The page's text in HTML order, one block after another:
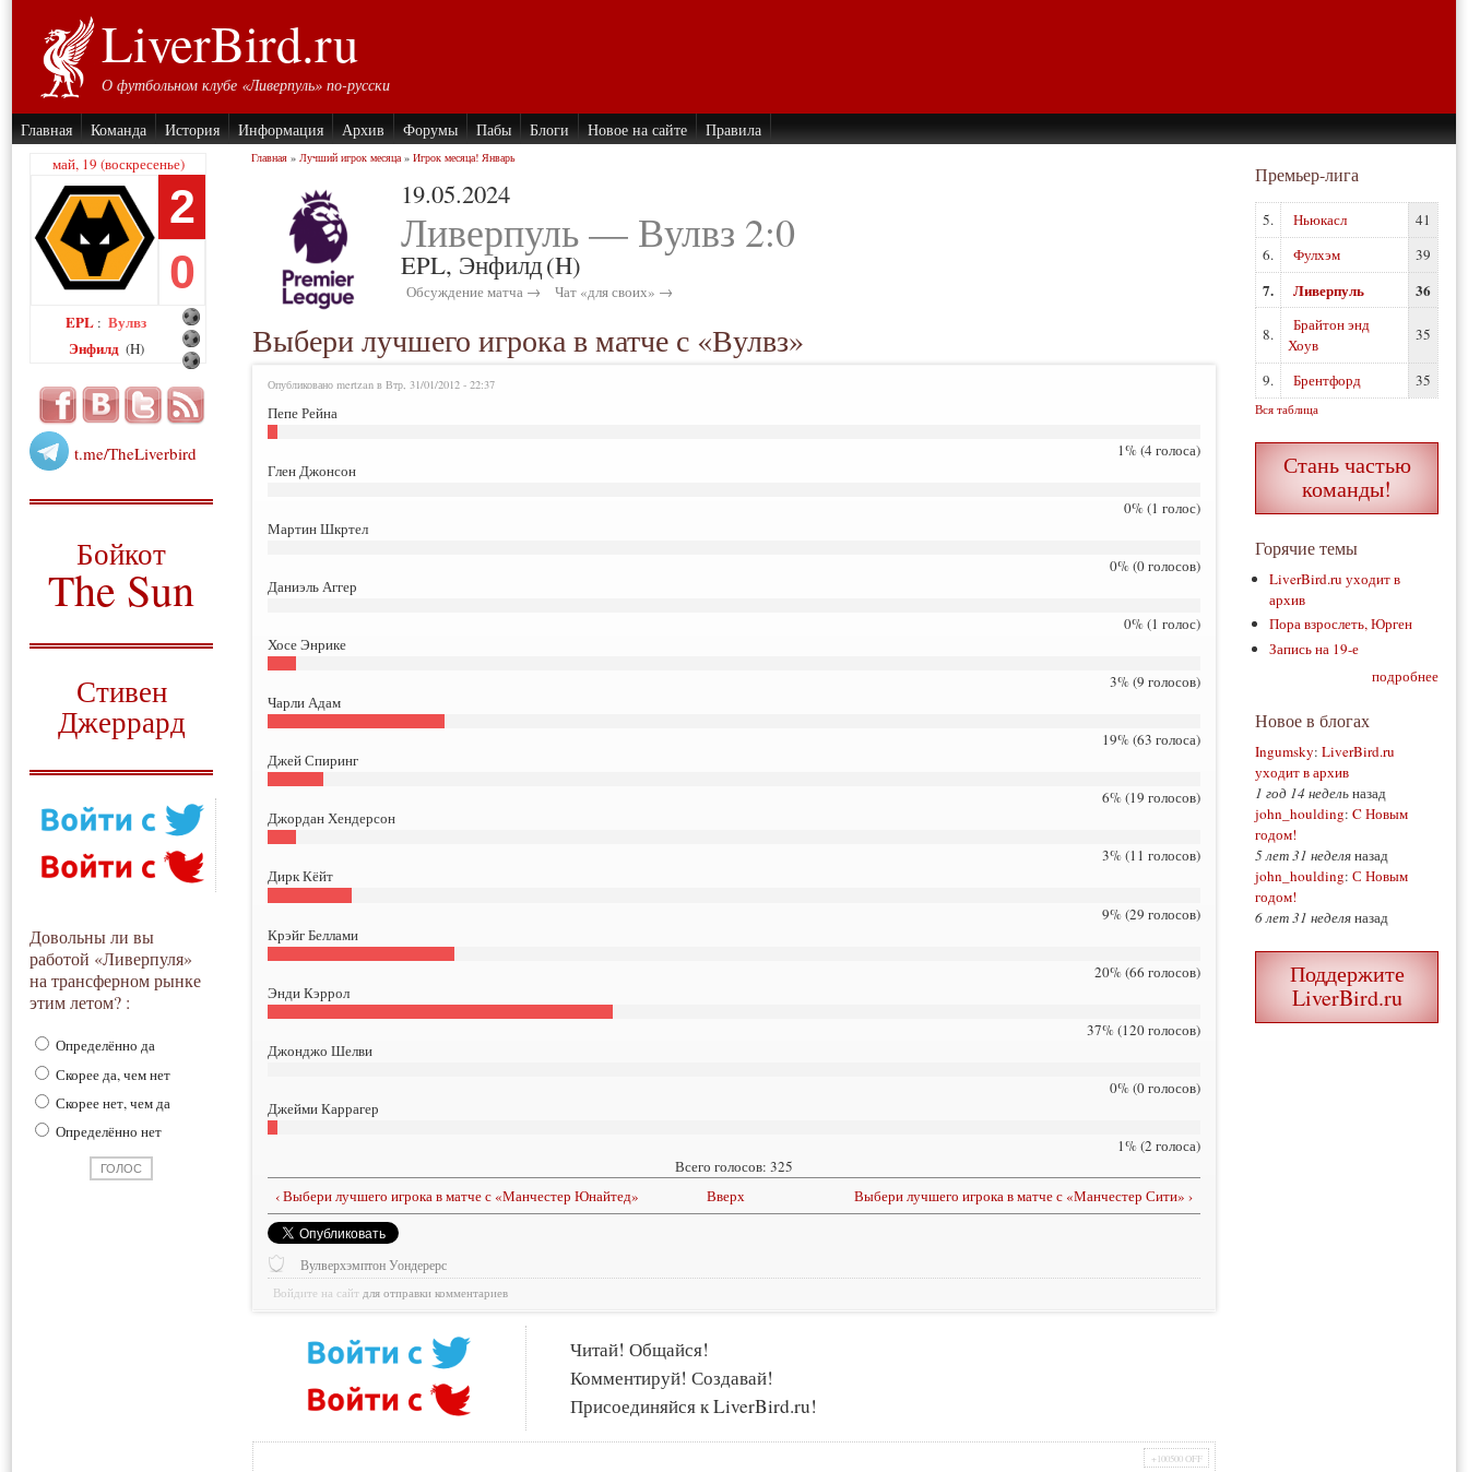
LiverBird.ru
О футбольном клубе «Ливерпуль» по-русски
Главная Команда История Информация Архив Форумы Пабы Блоги Новое на сайте Правила
май, 19 (воскресенье)
2
0
EPL : Вулвз
Энфилд (H)
t.me/TheLiverbird
Бойкот
The Sun
Стивен
Джеррард
Довольны ли вы
работой «Ливерпуля»
на трансферном рынке
этим летом? :
Определённо да
Скорее да, чем нет
Скорее нет, чем да
Определённо нет
Главная » Лучший игрок месяца» Игрок месяца! Январь
19.05.2024
Ливерпуль — Вулвз 2:0
EPL, Энфилд(H)
Обсуждение матча → Чат «для своих» →
Выбери лучшего игрока в матче с «Вулвз»
Опубликовано mertzan в Втр, 31/01/2012 - 22:37
Пепе Рейна
1% (4 голоса)
Глен Джонсон
0% (1 голос)
Мартин Шкртел
0% (0 голосов)
Даниэль Аггер
0% (1 голос)
Хосе Энрике
3% (9 голосов)
Чарли Адам
19% (63 голоса)
Джей Спиринг
6% (19 голосов)
Джордан Хендерсон
3% (11 голосов)
Дирк Кёйт
9% (29 голосов)
Крэйг Беллами
20% (66 голосов)
Энди Кэррол
37% (120 голосов)
Джонджо Шелви
0% (0 голосов)
Джейми Каррагер
1% (2 голоса)
Всего голосов: 325
‹ Выбери лучшего игрока в матче с «Манчестер Юнайтед»
Вверх Выбери лучшего игрока в матче с «Манчестер Сити» ›
Вулверхэмптон Уондерерс
Войдите на сайт для отправки комментариев
Читай! Общайся!
Комментируй! Создавай!
Присоединяйся к LiverBird.ru!
+100500 OFF
Премьер-лига
5. Ньюкасл
41
6.
Фулхэм 39
7. Ливерпуль 36
8.
Брайтон энд
Хоув
35
9. Брентфорд 35
Вся таблица
Стань частью
команды!
Горячие темы
LiverBird.ru уходит в
архив
Пора взрослеть, Юрген
Запись на 19-е
подробнее
Новое в блогах
Ingumsky: LiverBird.ru
уходит в архив
1 год 14 недельназад
john_houlding: C Новым
годом!
5 лет 31 неделяназад
john_houlding: С Новым
годом!
6 лет 31 неделяназад
Поддержите
LiverBird.ru